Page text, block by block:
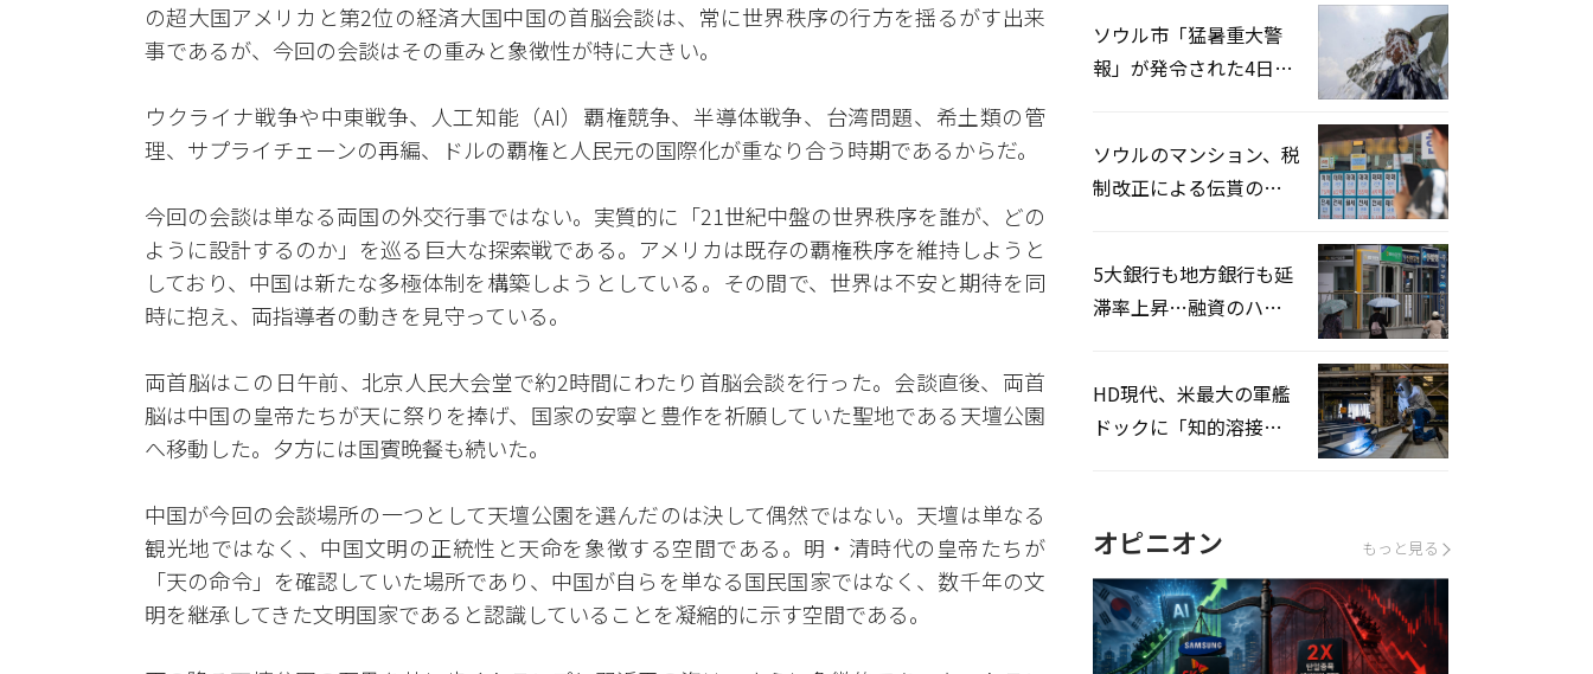
の超大国アメリカと第2位の経済大国中国の首脳会談は、常に世界秩序の行方を揺るがす出来
事であるが、今回の会談はその重みと象徴性が特に大きい。
ウクライナ戦争や中東戦争、人工知能（AI）覇権競争、半導体戦争、台湾問題、希土類の管
理、サプライチェーンの再編、ドルの覇権と人民元の国際化が重なり合う時期であるからだ。
今回の会談は単なる両国の外交行事ではない。実質的に「21世紀中盤の世界秩序を誰が、どの
ように設計するのか」を巡る巨大な探索戦である。アメリカは既存の覇権秩序を維持しようと
しており、中国は新たな多極体制を構築しようとしている。その間で、世界は不安と期待を同
時に抱え、両指導者の動きを見守っている。
両首脳はこの日午前、北京人民大会堂で約2時間にわたり首脳会談を行った。会談直後、両首
脳は中国の皇帝たちが天に祭りを捧げ、国家の安寧と豊作を祈願していた聖地である天壇公園
へ移動した。夕方には国賓晩餐も続いた。
中国が今回の会談場所の一つとして天壇公園を選んだのは決して偶然ではない。天壇は単なる
観光地ではなく、中国文明の正統性と天命を象徴する空間である。明・清時代の皇帝たちが
「天の命令」を確認していた場所であり、中国が自らを単なる国民国家ではなく、数千年の文
明を継承してきた文明国家であると認識していることを凝縮的に示す空間である。
ソウル市「猛暑重大警
報」が発令された4日、
ソウルのマンション、税
制改正による伝貰の月
5大銀行も地方銀行も延
滞率上昇…融資のハー
HD現代、米最大の軍艦
ドックに「知的溶接」
オピニオン もっと見る